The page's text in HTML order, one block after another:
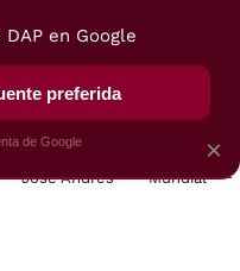
VEGUI
José Andrés Mundial
×
en Google
preferida
de Google